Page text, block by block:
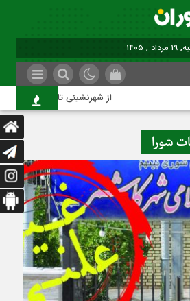
۱۴۰۵
از شهرنشینی تا شهروندی
شورا